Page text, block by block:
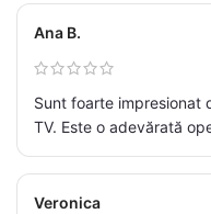
Ana B.
Sunt foarte impresionat
TV. Este o adevărată
Veronica